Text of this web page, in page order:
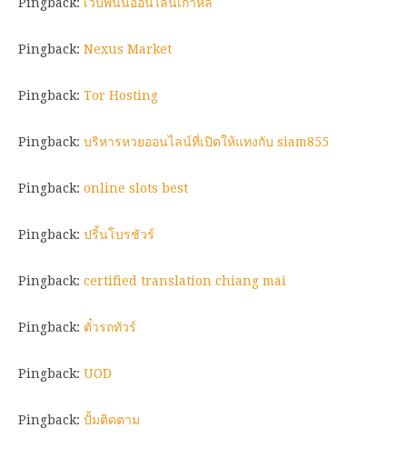
Pingback: Nexus Market
Pingback: Tor Hosting
Pingback: บริหารหวยออนไลน์ที่เปิดให้แทงกับ siam855
Pingback: online slots best
Pingback: ปริ้นโบรชัวร์
Pingback: certified translation chiang mai
Pingback: ตั๋วรถทัวร์
Pingback: UOD
Pingback: ปั้มติดตาม